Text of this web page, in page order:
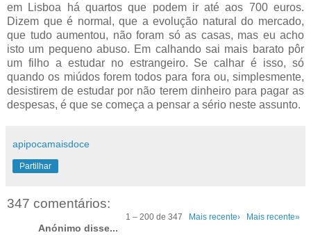
em Lisboa há quartos que podem ir até aos 700 euros.
Dizem que é normal, que a evolução natural do mercado,
que tudo aumentou, não foram só as casas, mas eu acho
isto um pequeno abuso. Em calhando sai mais barato pôr
um filho a estudar no estrangeiro. Se calhar é isso, só
quando os miúdos forem todos para fora ou, simplesmente,
desistirem de estudar por não terem dinheiro para pagar as
despesas, é que se começa a pensar a sério neste assunto.
apipocamaisdoce
Partilhar
347 comentários:
1 – 200 de 347 Mais recente› Mais recente»
Anónimo disse...